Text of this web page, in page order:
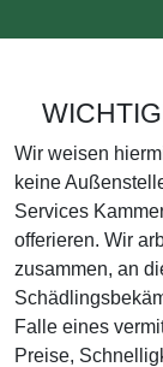
Wir weisen
keine
Services
offerieren. Wir
zusammen, an
Falle eines
Preise,